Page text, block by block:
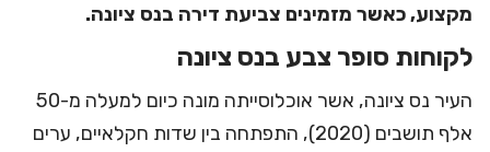
מקצוע, כאשר מזמינים צביעת דירה בנס ציונה.
לקוחות סופר צבע בנס ציונה
העיר נס ציונה, אשר אוכלוסייתה מונה כיום למעלה מ-50
אלף תושבים (2020), התפתחה בין שדות חקלאיים, ערים